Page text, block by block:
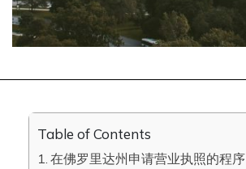
Table of Contents
在佛罗里达州申请营业执照的程序